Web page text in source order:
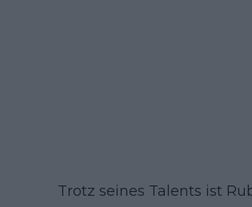
Trotz seines Talents ist